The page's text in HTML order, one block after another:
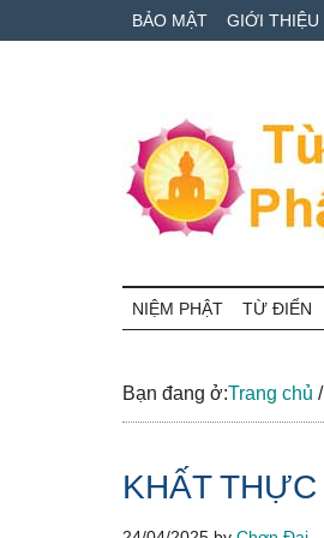
to
to
qua
BẢO MẬT GIỚI THIỆU
Từ
điển
Phật
học
cứu
thuật
Phật
học
NIỆM PHẬT TỪ ĐIỂN
Bạn đang ở:Trang chủ /
KHẤT THỰC